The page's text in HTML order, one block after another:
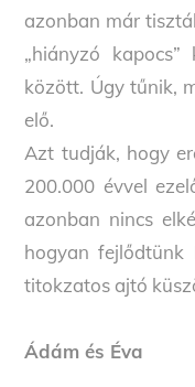
azonban már
„hiányzó
között. Úgy tűnik,
elő.
Azt tudják, hogy
200.000 évvel
azonban nincs
hogyan fejlődtünk
titokzatos ajtó
Ádám és Éva